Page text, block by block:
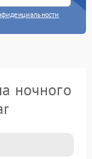
ночного